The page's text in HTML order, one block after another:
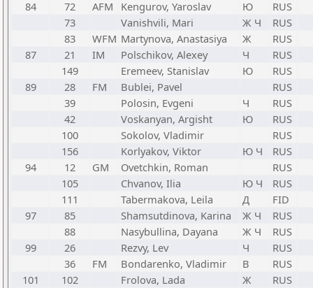
84 72 AFM Kengurov, Yaroslav Ю
RUS
73
Vanishvili, Mari Ж Ч
RUS
83
WFM Martynova, Anastasiya Ж
RUS
87
21 IM Polschikov, Alexey Ч
RUS
149
Eremeev, Stanislav Ю
RUS
89
28 FM Bublei, Pavel
RUS
39
Polosin, Evgeni Ч
RUS
42
Voskanyan, Argisht Ю
RUS
100
Sokolov, Vladimir
RUS
156
Korlyakov, Viktor Ю Ч
RUS
94
12 GM Ovetchkin, Roman
RUS
105
Chvanov, Ilia Ю Ч
RUS
111
Tabermakova, Leila Д
FID
97
85 Shamsutdinova, Karina Ж Ч
RUS
88
Nasybullina, Dayana Ж Ч
RUS
99
26 Rezvy, Lev Ч
RUS
36
FM Bondarenko, Vladimir В
RUS
101
102 Frolova, Lada Ж
RUS